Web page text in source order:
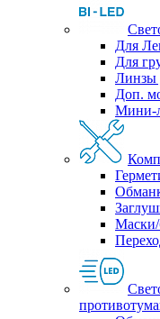
Для
Для
Линзы
Доп.
Мини-
Маски/